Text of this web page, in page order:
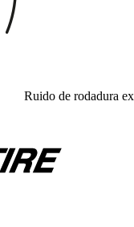
Ruido de rodadura